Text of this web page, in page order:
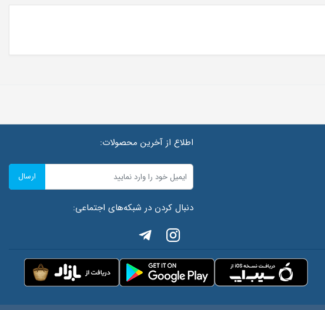
اطلاع از آخرین محصولات:
ارسال
دنبال کردن در شبکه‌های اجتماعی: